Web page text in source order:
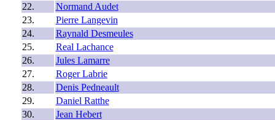
22.
Normand Audet
23.
Pierre Langevin
24.
Raynald Desmeules
25.
Real Lachance
26.
Jules Lamarre
27.
Roger Labrie
28.
Denis Pedneault
29.
Daniel Ratthe
30.
Jean Hebert